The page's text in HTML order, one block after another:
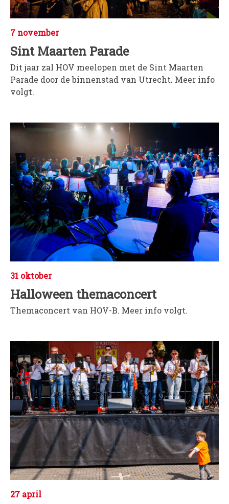
PROJECTEN
Zomerorkest Vleuten
Moet je Hoor’n!
Wie zijn we?
Bestuur
Dirigenten
Verenigingsstukken
Partners
Historie
Contact
WORD LID
7 november
Sint Maarten Parade
Dit jaar zal HOV meelopen met de Sint Maarten
Parade door de binnenstad van Utrecht. Meer info
volgt.
31 oktober
Halloween themaconcert
Themaconcert van HOV-B. Meer info volgt.
27 april